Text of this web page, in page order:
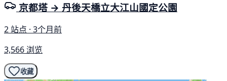
京都塔 → 丹後天橋立大江山國定公園
2 站点 · 3个月前
3,566 浏览
收藏